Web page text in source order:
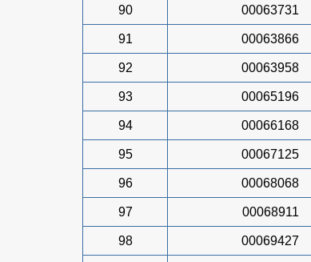
90 00063731
91 00063866
92 00063958
93 00065196
94 00066168
95 00067125
96 00068068
97 00068911
98 00069427